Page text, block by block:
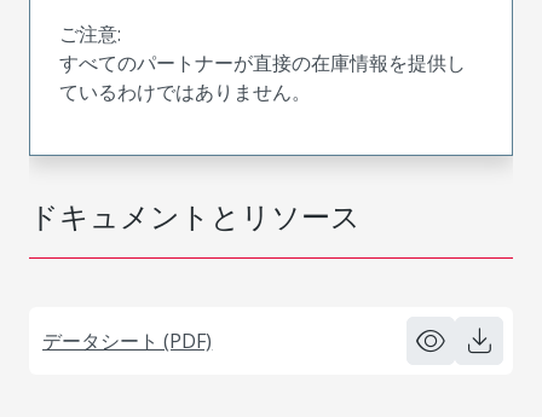
ドキュメントとリソース
データシート (PDF)
ご注意:
すべてのパートナーが直接の在庫情報を提供し
ているわけではありません。